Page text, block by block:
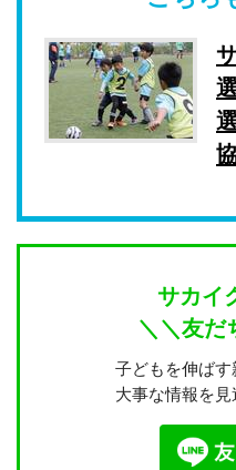
サカイ
＼＼友だ
子どもを伸ばす
大事な情報を見